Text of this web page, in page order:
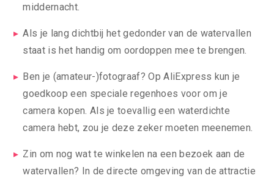
middernacht.
Als je lang dichtbij het gedonder van de watervallen
staat is het handig om oordoppen mee te brengen.
Ben je (amateur-)fotograaf? Op AliExpress kun je
goedkoop een speciale regenhoes voor om je
camera kopen. Als je toevallig een waterdichte
camera hebt, zou je deze zeker moeten meenemen.
Zin om nog wat te winkelen na een bezoek aan de
watervallen? In de directe omgeving van de attractie